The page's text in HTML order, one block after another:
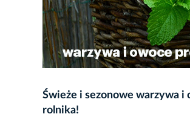
Świeże i sezonowe warzywa i
rolnika!